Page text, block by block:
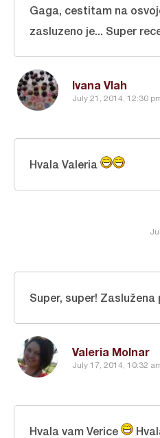
Ivana Vlah
July 21, 2014, 12:30
Gaga, cestitam na
zasluzeno je... Super
Hvala Valeria
Valeria Molnar
July 17, 2014, 10:32
Super, super! Zaslužena
Hvala vam Verice